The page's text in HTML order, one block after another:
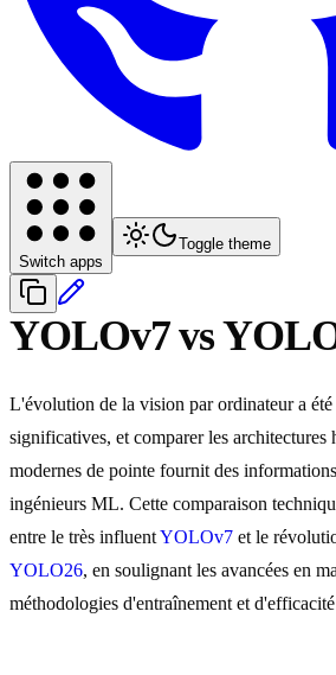
Switch apps
Toggle theme
YOLOv7 vs
L'évolution de la vision par ordinateur a été
significatives, et comparer les architectures
modernes de pointe fournit des
ingénieurs ML. Cette comparaison
entre le très influentYOLOv7 et le
YOLO26, en soulignant les avancées en
méthodologies d'entraînement et